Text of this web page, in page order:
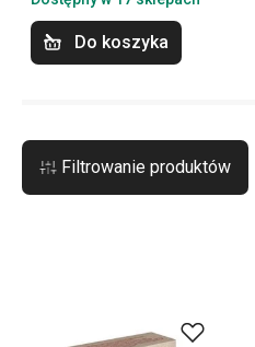
Do koszyka
Filtrowanie produktów